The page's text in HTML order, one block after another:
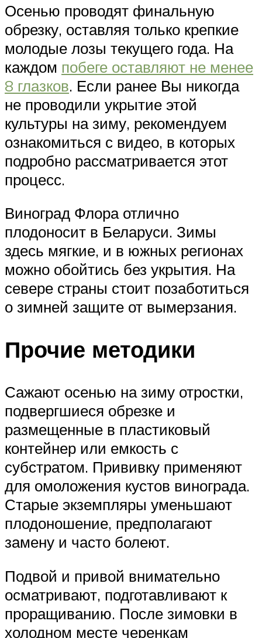
Осенью проводят финальную
обрезку, оставляя только крепкие
молодые лозы текущего года. На
каждом побеге оставляют не менее
8 глазков. Если ранее Вы никогда
не проводили укрытие этой
культуры на зиму, рекомендуем
ознакомиться с видео, в которых
подробно рассматривается этот
процесс.
Виноград Флора отлично
плодоносит в Беларуси. Зимы
здесь мягкие, и в южных регионах
можно обойтись без укрытия. На
севере страны стоит позаботиться
о зимней защите от вымерзания.
Прочие методики
Сажают осенью на зиму отростки,
подвергшиеся обрезке и
размещенные в пластиковый
контейнер или емкость с
субстратом. Прививку применяют
для омоложения кустов винограда.
Старые экземпляры уменьшают
плодоношение, предполагают
замену и часто болеют.
Подвой и привой внимательно
осматривают, подготавливают к
проращиванию. После зимовки в
холодном месте черенкам